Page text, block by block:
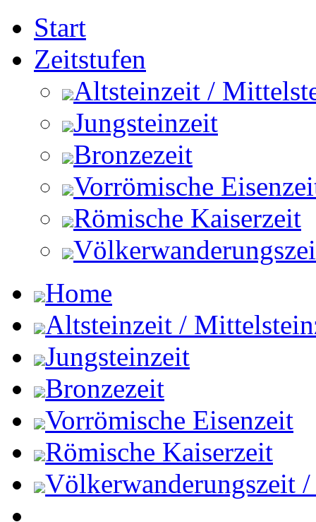
Start
Zeitstufen
Altsteinzeit /
Jungsteinzeit
Bronzezeit
Vorrömische
Römische Kaiserzeit
Home
Altsteinzeit /
Jungsteinzeit
Bronzezeit
Vorrömische Eisenzeit
Römische Kaiserzeit
Völkerwanderungszeit